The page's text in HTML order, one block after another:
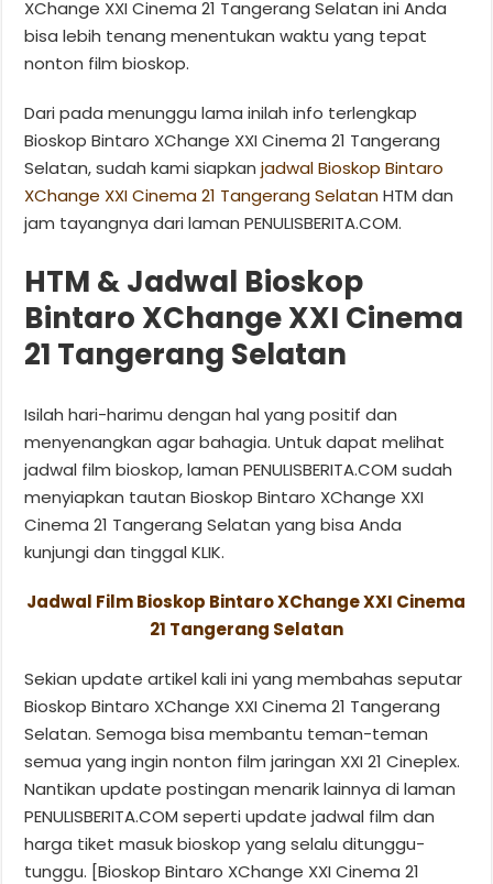
XChange XXI Cinema 21 Tangerang Selatan ini Anda
bisa lebih tenang menentukan waktu yang tepat
nonton film bioskop.
Dari pada menunggu lama inilah info terlengkap
Bioskop Bintaro XChange XXI Cinema 21 Tangerang
Selatan, sudah kami siapkanjadwal Bioskop Bintaro
XChange XXI Cinema 21 Tangerang SelatanHTM dan
jam tayangnya dari laman PENULISBERITA.COM.
HTM & Jadwal Bioskop
Bintaro XChange XXI Cinema
21 Tangerang Selatan
Isilah hari-harimu dengan hal yang positif dan
menyenangkan agar bahagia. Untuk dapat melihat
jadwal film bioskop, laman PENULISBERITA.COM sudah
menyiapkan tautan Bioskop Bintaro XChange XXI
Cinema 21 Tangerang Selatan yang bisa Anda
kunjungi dan tinggal KLIK.
Jadwal Film Bioskop Bintaro XChange XXI Cinema
21 Tangerang Selatan
Sekian update artikel kali ini yang membahas seputar
Bioskop Bintaro XChange XXI Cinema 21 Tangerang
Selatan. Semoga bisa membantu teman-teman
semua yang ingin nonton film jaringan XXI 21 Cineplex.
Nantikan update postingan menarik lainnya di laman
PENULISBERITA.COM seperti update jadwal film dan
harga tiket masuk bioskop yang selalu ditunggu-
tunggu. [Bioskop Bintaro XChange XXI Cinema 21